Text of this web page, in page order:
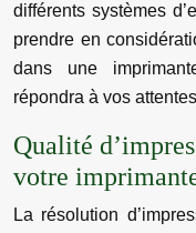
différents systèmes
prendre en
dans une
répondra à vos
Qualité
votre
La résolution